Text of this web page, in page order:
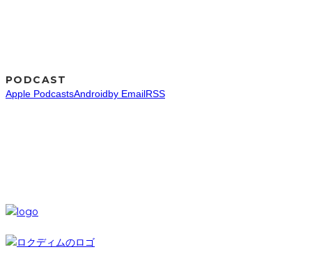
PODCAST
Apple PodcastsAndroidby EmailRSS